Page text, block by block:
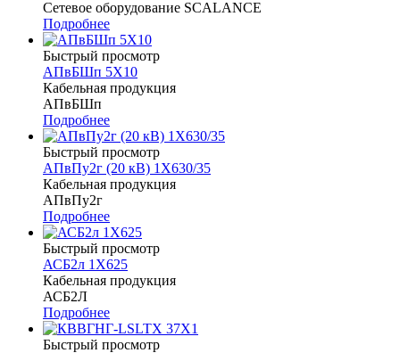
Сетевое оборудование SCALANCE
Подробнее
Быстрый просмотр
АПвБШп 5Х10
Кабельная продукция
АПвБШп
Подробнее
Быстрый просмотр
АПвПу2г (20 кВ) 1Х630/35
Кабельная продукция
АПвПу2г
Подробнее
Быстрый просмотр
АСБ2л 1Х625
Кабельная продукция
АСБ2Л
Подробнее
Быстрый просмотр